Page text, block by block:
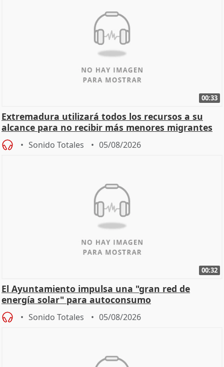
00:33
Extremadura utilizará todos los recursos a su
alcance para no recibir más menores migrantes
Sonido Totales 05/08/2026
00:32
El Ayuntamiento impulsa una "gran red de
energía solar" para autoconsumo
Sonido Totales 05/08/2026